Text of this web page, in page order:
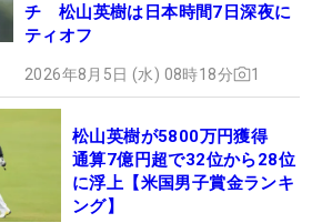
チ 松山英樹は日本時間7日深夜に
ティオフ
2026年8月5日 (水) 08時18分 1
松山英樹が5800万円獲得
通算7億円超で32位から28位
に浮上【米国男子賞金ランキ
ング】